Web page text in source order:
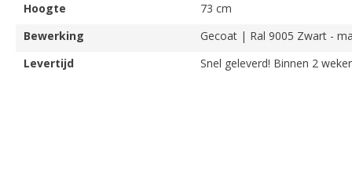
Hoogte
73 cm
Bewerking
Gecoat | Ral 9005 Zwart -
Levertijd
Snel geleverd! Binnen 2